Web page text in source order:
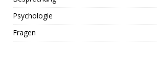
Psychologie
Fragen